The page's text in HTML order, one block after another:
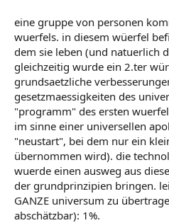
eine gruppe von personen
wuerfels. in diesem wüerfel
dem sie leben (und natuerlich
gleichzeitig wurde ein 2.ter
grundsaetzliche
gesetzmaessigkeiten des
"programm" des ersten
im sinne einer universellen
"neustart", bei dem nur ein
übernommen wird). die
wuerde einen ausweg aus
der grundprinzipien bringen.
GANZE universum zu
abschätzbar): 1%.